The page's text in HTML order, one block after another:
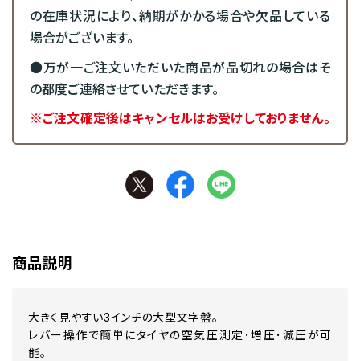
の在庫状況により、納期がかかる場合や欠品している
場合がございます。
●万が一ご注文いただいた商品が品切れの場合はそ
の都度ご連絡させていただきます。
※ご注文確定後はキャンセルはお受けしておりません。
商品説明
大きく見やすい3インチの大型文字盤。
レバー操作で簡単にタイヤの空気圧測定･増圧･減圧が可
能。